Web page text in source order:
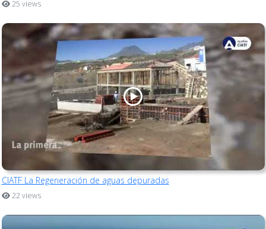
25 views
CIATF La Regeneración de aguas depuradas
22 views